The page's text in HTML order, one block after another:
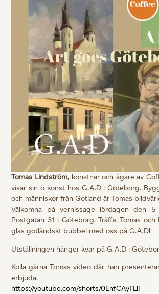
Tomas Lindström,konstnär och ägare av
visar sin ö-konst hos G.A.D i Göteborg.
och människor från Gotland är Tomas
Välkomna på vernissage lördagen den 5
Postgatan 31 i Göteborg. Träffa Tomas
glas gotländskt bubbel med oss på G.A.D!
Utställningen hänger kvar på G.A.D i
Kolla gärna Tomas video där han
erbjuda.
https://youtube.com/shorts/0EnfCAyTLlI